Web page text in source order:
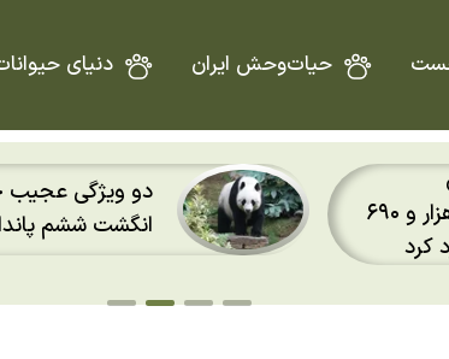
حیات‌وحش ایران دنیای
اسپیس‌اکس با سرعت هشت هزار و ۶۹۰
کرد
دو ویژگی عجیب
انگشت ششم